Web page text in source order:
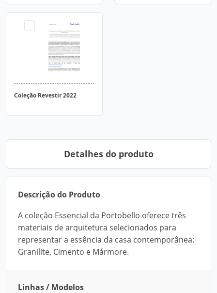
Coleção Revestir 2022
Detalhes do produto
Descrição do Produto
A coleção Essencial da Portobello oferece três
materiais de arquitetura selecionados para
representar a essência da casa contemporânea:
Granilite, Cimento e Mármore.
Linhas / Modelos